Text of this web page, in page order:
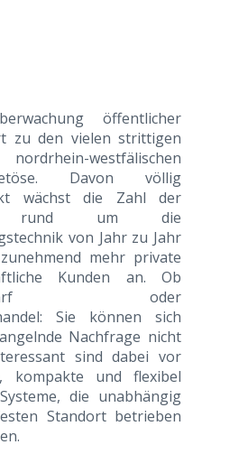
öffentlicher
zu den vielen strittigen
westfälischen
Davon völlig
wächst die Zahl der
rund um die
von Jahr zu Jahr
mehr private
Kunden an. Ob
oder
Sie können sich
Nachfrage nicht
sind dabei vor
kompakte und flexibel
die unabhängig
Standort betrieben